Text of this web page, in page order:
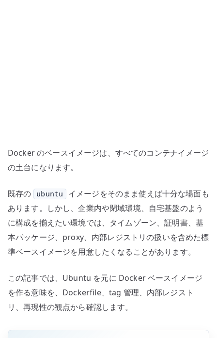
ジ、
Dockerfile、
管
理
え
る
の
Docker のベースイメージは、すべてのコンテナイメージ
の土台になります。
既存の ubuntu
イメージをそのまま使えば十分な場面も
あります。しかし、企業内や閉域環境、自宅基盤のよう
に構成を揃えたい環境では、タイムゾーン、証明書、基
本パッケージ、proxy、内部レジストリの扱いを含めた標
準ベースイメージを用意したくなることがあります。
この記事では、Ubuntu を元に Docker ベースイメージ
を作る意味を、Dockerfile、tag 管理、内部レジスト
リ、再現性の観点から確認します。